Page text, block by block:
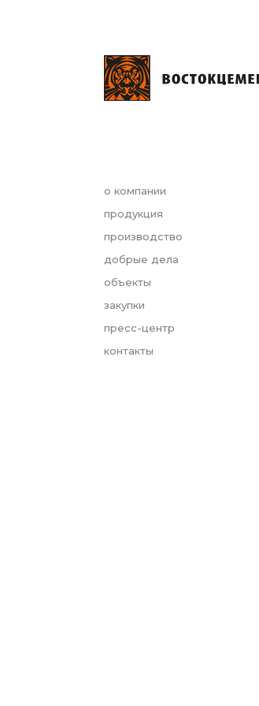
о компании
продукция
производство
добрые дела
объекты
закупки
пресс-центр
контакты